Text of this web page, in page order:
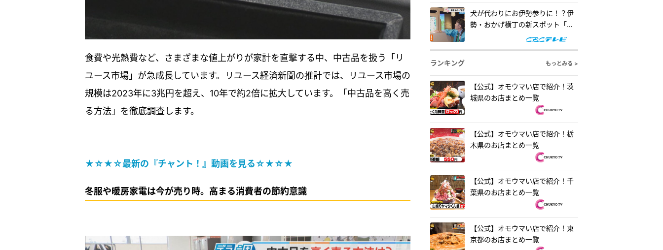
食費や光熱費など、さまざまな値上がりが家計を直撃する中、中古品を扱う「リ
ユース市場」が急成長しています。リユース経済新聞の推計では、リユース市場の
規模は2023年に3兆円を超え、10年で約2倍に拡大しています。「中古品を高く売
る方法」を徹底調査します。
★☆★☆最新の『チャント！』動画を見る☆★☆★
冬服や暖房家電は今が売り時。高まる消費者の節約意識
犬が代わりにお伊勢参りに！？伊
勢・おかげ横丁の新スポット「オ
カゲ屋敷」で“おかげ犬”を体験
ランキング
もっとみる >
【公式】オモウマい店で紹介！茨
城県のお店まとめ一覧
【公式】オモウマい店で紹介！栃
木県のお店まとめ一覧
【公式】オモウマい店で紹介！千
葉県のお店まとめ一覧
【公式】オモウマい店で紹介！東
京都のお店まとめ一覧